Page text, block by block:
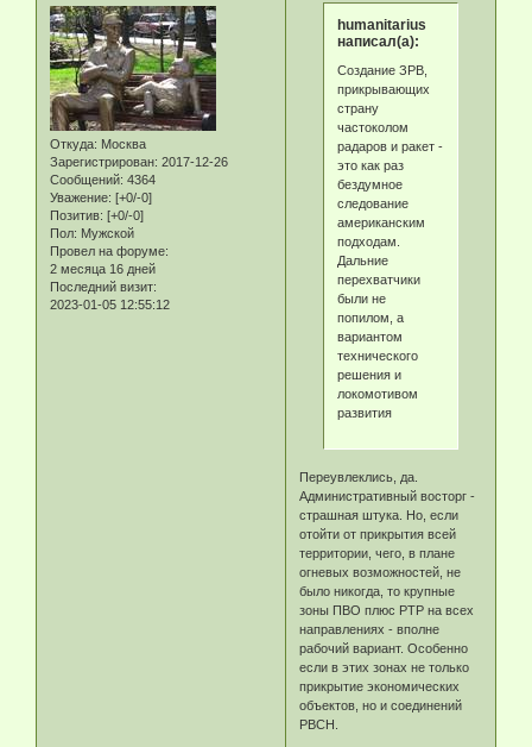
Откуда: Москва
Зарегистрирован: 2017-12-26
Сообщений: 4364
Уважение: [+0/-0]
Позитив: [+0/-0]
Пол: Мужской
Провел на форуме:
2 месяца 16 дней
Последний визит:
2023-01-05 12:55:12
humanitarius
написал(а):
Создание ЗРВ,
прикрывающих
страну
частоколом
радаров и ракет -
это как раз
бездумное
следование
американским
подходам.
Дальние
перехватчики
были не
попилом, а
вариантом
технического
решения и
локомотивом
развития
Переувлеклись, да.
Административный восторг -
страшная штука. Но, если
отойти от прикрытия всей
территории, чего, в плане
огневых возможностей, не
было никогда, то крупные
зоны ПВО плюс РТР на всех
направлениях - вполне
рабочий вариант. Особенно
если в этих зонах не только
прикрытие экономических
объектов, но и соединений
РВСН.